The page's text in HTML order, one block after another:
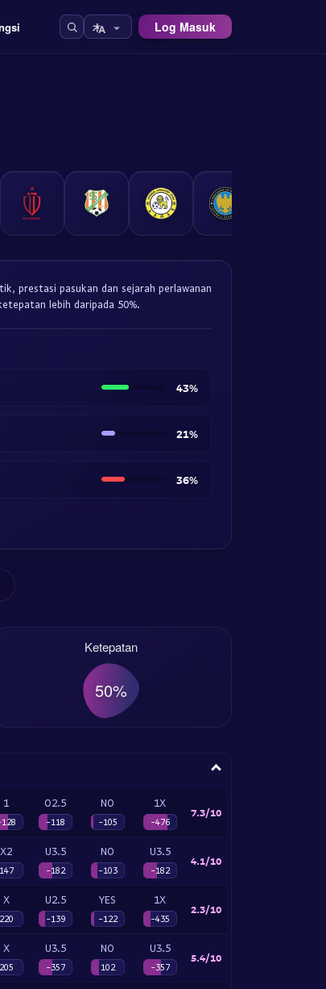
Log Masuk
prestasi pasukan dan sejarah perlawanan
lebih daripada 50%.
43%
21%
36%
Ketepatan
50%
1 O2.5
-118
NO
-105
1X
-476
7.3/10
X2
147
U3.5
-182
NO
-103
U3.5
-182
4.1/10
X
220
U2.5
-139
YES
-122
1X
-435
2.3/10
X
205
U3.5
-357
NO
102
U3.5
-357
5.4/10